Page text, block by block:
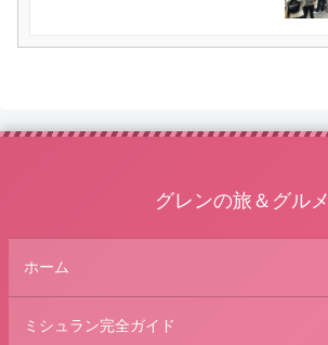
グレンの旅＆グルメ
ホーム
ミシュラン完全ガイド